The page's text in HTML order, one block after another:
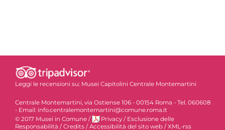
Leggi le recensioni su: Musei Capitolini Centrale Montemartini
Centrale Montemartini, via Ostiense 106 - 00154 Roma - Tel. 060608
- Email: info.centralemontemartini@comune.roma.it
© 2017 Musei in Comune / Privacy / Esclusione delle
Responsabilità / Credits / Accessibilità del sito web / XML-rss